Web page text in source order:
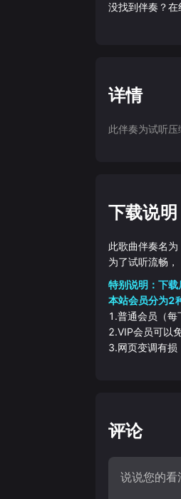
没找到伴奏？在
详情
此伴奏为试听
下载说明
此歌曲伴奏名为
为了试听流畅，
特别说明：下载
本站会员分为
1.普通会员（每
2.VIP会员可以
3.网页变调有
评论